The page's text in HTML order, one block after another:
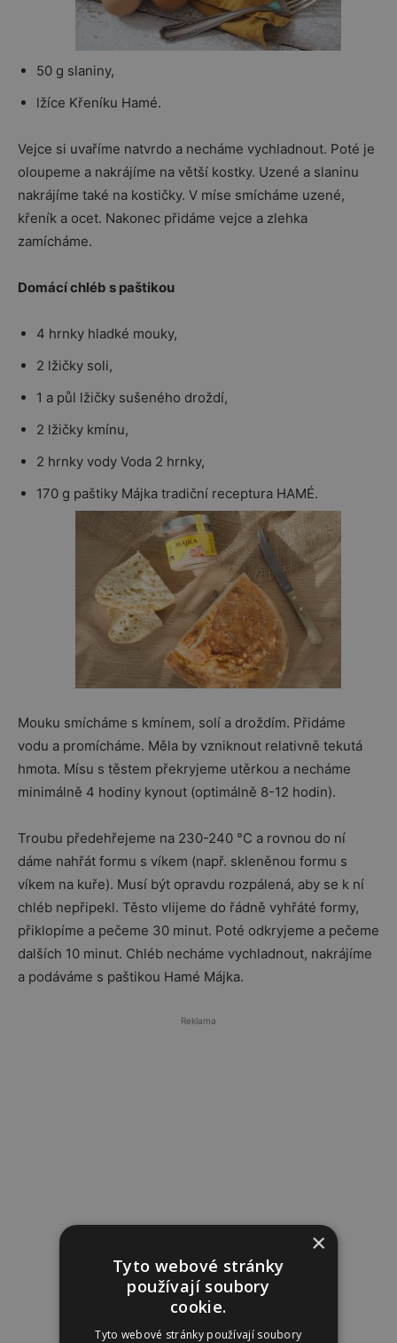
50 g slaniny,
lžíce Křeníku Hamé.
Vejce si uvaříme natvrdo a necháme vychladnout. Poté je
oloupeme a nakrájíme na větší kostky. Uzené a slaninu
nakrájíme také na kostičky. V míse smícháme uzené,
křeník a ocet. Nakonec přidáme vejce a zlehka
zamícháme.
Domácí chléb s paštikou
4 hrnky hladké mouky,
2 lžičky soli,
1 a půl lžičky sušeného droždí,
2 lžičky kmínu,
2 hrnky vody Voda 2 hrnky,
170 g paštiky Májka tradiční receptura HAMÉ.
Mouku smícháme s kmínem, solí a droždím. Přidáme
vodu a promícháme. Měla by vzniknout relativně tekutá
hmota. Mísu s těstem překryjeme utěrkou a necháme
minimálně 4 hodiny kynout (optimálně 8-12 hodin).
Troubu předehřejeme na 230-240 °C a rovnou do ní
dáme nahřát formu s víkem (např. skleněnou formu s
víkem na kuře). Musí být opravdu rozpálená, aby se k ní
chléb nepřipekl. Těsto vlijeme do řádně vyhřáté formy,
přiklopíme a pečeme 30 minut. Poté odkryjeme a pečeme
dalších 10 minut. Chléb necháme vychladnout, nakrájíme
a podáváme s paštikou Hamé Májka.
Reklama
×
Tyto webové stránky
používají soubory
cookie.
Tyto webové stránky používají soubory